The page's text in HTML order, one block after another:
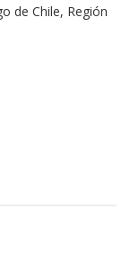
de Chile, Región